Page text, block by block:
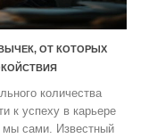
ОТ КОТОРЫХ
количества
к успеху в карьере
мы сами. Известный